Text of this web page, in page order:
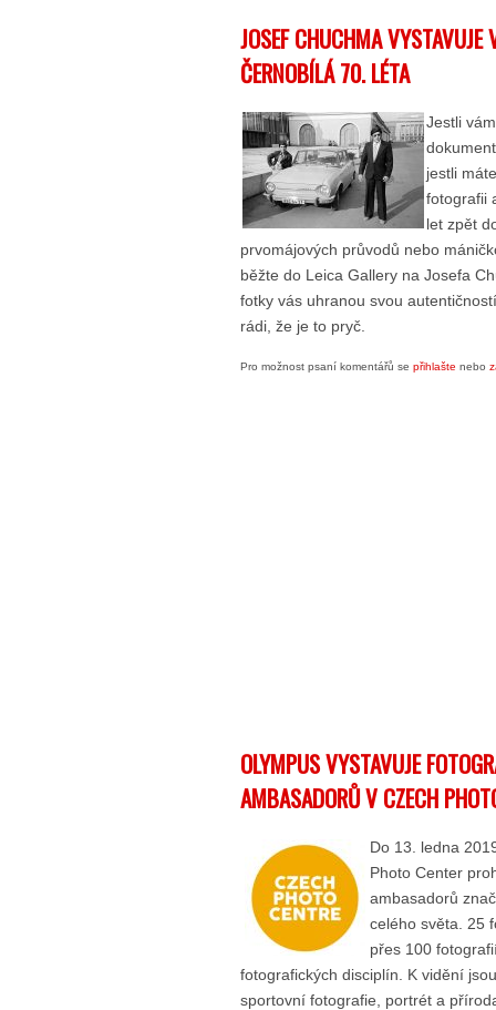
JOSEF CHUCHMA VYSTAVUJE
ČERNOBÍLÁ 70. LÉTA
Jestli
jestli
fotografii
let zpět
prvomájových průvodů nebo
běžte do Leica Gallery na Josefa
fotky vás uhranou svou
rádi, že je to pryč.
Pro možnost psaní komentářů se přihlašte nebo
OLYMPUS VYSTAVUJE
AMBASADORŮ V CZECH
Do 13. ledna
Photo Center
ambasadorů
celého světa. 25
přes 100
fotografických disciplín. K vidění
sportovní fotografie, portrét a